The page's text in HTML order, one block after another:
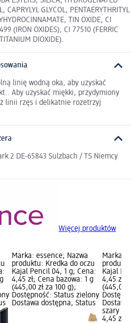
CAPRYLYL GLYCOL, PENTAERYTHRITYL
TIN OXIDE, CI
(IRON OXIDES), CI 77510 (FERRIC
DIOXIDE).
linię wodną oka, aby uzyskać
Aby uzyskać miękki, przydymiony
linii rzęs i delikatnie rozetrzyj
2 DE-65843 Sulzbach / TS Niemcy
Więcej produktów
Marka: essence; Nazwa
produktu: Kredka do oczu
Kajal Pencil 04, 1 g; Cena:
4,45 zł; Cena bazowa: 1 g
(445,00 zł za 100 g);
Dostępność: Status zielony
Dostawa dostępna, Status
Marka:
Kajal
4,45 zł;
(445,00
szary
4,45 zł